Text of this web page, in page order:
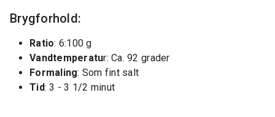
Brygforhold:
Ratio: 6:100 g
Vandtemperatur: Ca. 92 grader
Formaling: Som fint salt
Tid: 3 - 3 1/2 minut